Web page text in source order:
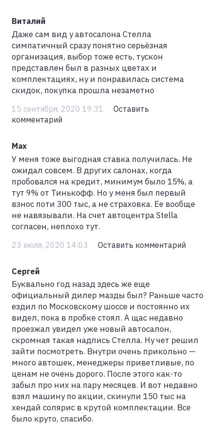
Виталий
Даже сам вид у автосалона Стелла
симпатичный сразу понятно серьёзная
организация, выбор тоже есть, тускон
представлен был в разных цветах и
комплектациях, ну и понравилась система
скидок, покупка прошла незаметно
15 сентября, 2020 19:31
Оставить
комментарий
Max
У меня тоже выгодная ставка получилась. Не
ожидал совсем. В других салонах, когда
пробовался на кредит, минимум было 15%, а
тут 9% от Тинькофф. Но у меня был первый
взнос поти 300 тыс, а не страховка. Ее вообще
не навязывали. На счет автоцентра Stella
согласен, неплохо тут.
23 июля, 2020 14:03 Оставить комментарий
Сергей
Буквально год назад здесь же еще
официальный дилер мазды был? Раньше часто
ездил по Московскому шоссе и постоянно их
видел, пока в пробке стоял. А щас недавно
проезжал увидел уже новый автосалон,
скромная такая надпись Стелла. Ну чет решил
зайти посмотреть. Внутри очень прикольно —
много автошек, менеджеры приветливые, по
ценам не очень дорого. После этого как-то
забыл про них на пару месяцев. И вот недавно
взял машину по акции, скинули 150 тыс на
хендай солярис в крутой комплектации. Все
было круто, спасибо.